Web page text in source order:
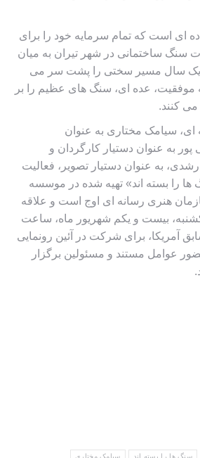
ای است که تمام سرمایه خود را برای
سنگ ساختمانی در شهر تیران به میان
یک سال مسیر سختی را پشت سر می
موفقیت، عده ای، سنگ های عظیم را بر
می کنند.
۴۳ دقیقه ای، سیامک مختاری به عنوان
به عنوان دستیار کارگردان و
به عنوان دستیار تصویر، فعالیت
ها را بسته اند» تهیه شده در موسسه
هنری رسانه ‌ای اوج است و علاقه
بیست و یکم شهریور ماه، ساعت
آمریکا، برای شرکت در آئین رونمایی
عوامل مستند و مسئولین برگزار
سنگ ها را بسته اند سیامک مختاری